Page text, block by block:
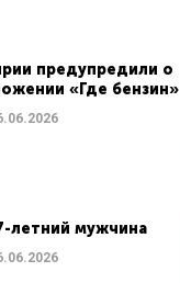
предупредили о
«Где бензин»
летний мужчина